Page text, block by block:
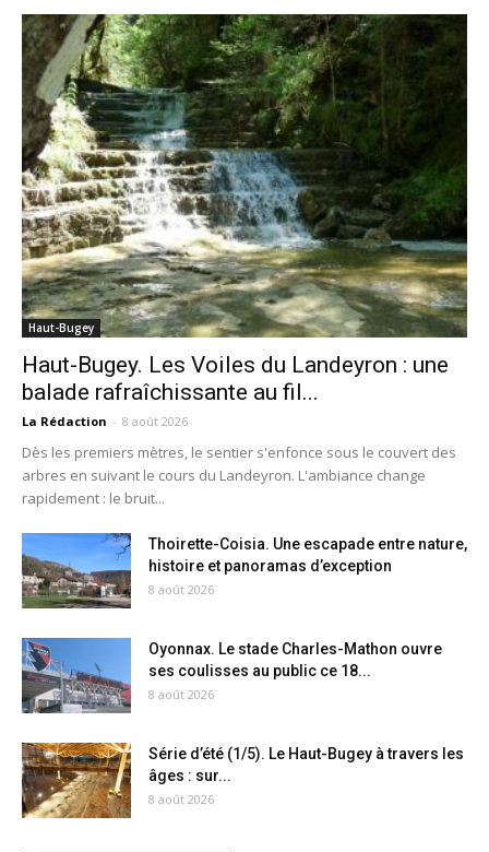
Haut-Bugey
Haut-Bugey. Les Voiles du Landeyron : une
balade rafraîchissante au fil...
La Rédaction - 8 août 2026
Dès les premiers mètres, le sentier s'enfonce sous le couvert des
arbres en suivant le cours du Landeyron. L'ambiance change
rapidement : le bruit...
Thoirette-Coisia. Une escapade entre nature,
histoire et panoramas d’exception
8 août 2026
Oyonnax. Le stade Charles-Mathon ouvre
ses coulisses au public ce 18...
8 août 2026
Série d’été (1/5). Le Haut-Bugey à travers les
âges : sur...
8 août 2026